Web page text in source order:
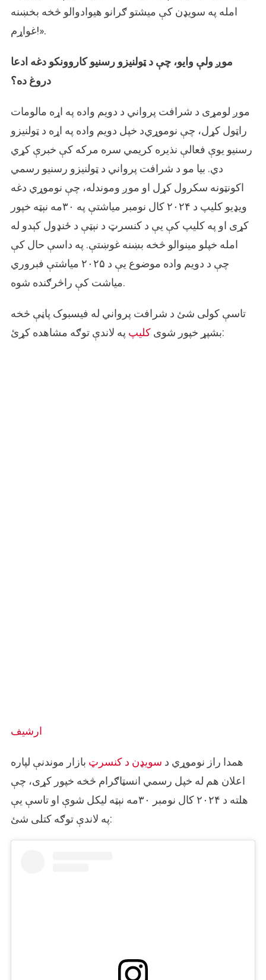
امله په سویډن کې میشتو ګرانو هیوادوالو څخه بخښنه
غواړم!».
موږ ولې وایو، چې د ټولنیزو رسنیو کاروونکو دغه ادعا
دروغ ده؟
موږ لومړی د شرافت پرواني د دویم واده په اړه مالومات
راټول کړل، چې نوموړي‌د خپل دویم واده په اړه د ټولنیزو
رسنیو یوې فعالې نذیره کریمي سره مرکه کې خبرې کړي
دي. بیا مو د شرافت پرواني د ټولنیزو رسنیو رسمي
اکونټونه سکرول کړل او موږ وموندله، چې نوموړي دغه
ویډیو کلیپ د ۲۰۲۴ کال نومبر میاشتې په ۳۰مه نېټه خپور
کړی او په کلیپ کې یې د کنسرټ د نېټې د ځنډول کېدو له
امله خپلو مینوالو څخه بښنه غوښتې. په داسې حال کې
چې د دویم واده موضوع یې د ۲۰۲۵ میاشتې فبروري
میاشت کې راڅرګنده شوه.
تاسې کولی شئ د شرافت پرواني له فیسبوک پاڼې څخه
بشپړ خپور شویکلیپ په لاندې توګه مشاهده کړئ:
ارشیف
همدا راز نوموړي د سویډن د کنسرټ بازار موندنې لپاره
اعلان هم له خپل رسمي انسټاګرام څخه خپور کړی، چې
هلته د ۲۰۲۴ کال نومبر ۳۰مه نېټه لیکل شوې او تاسې یې
په لاندې توګه کتلی شئ: